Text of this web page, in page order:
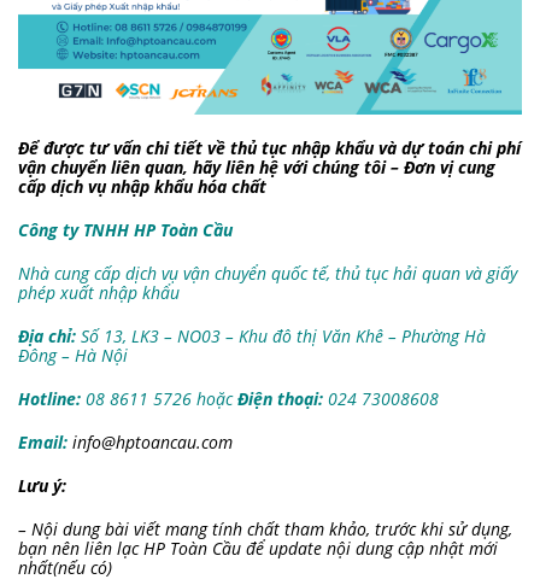
Để được tư vấn chi tiết về thủ tục nhập khẩu và dự toán chi phí
vận chuyển liên quan, hãy liên hệ với chúng tôi – Đơn vị cung
cấp dịch vụ nhập khẩu hóa chất
Công ty TNHH HP Toàn Cầu
Nhà cung cấp dịch vụ vận chuyển quốc tế, thủ tục hải quan và giấy
phép xuất nhập khẩu
Địa chỉ: Số 13, LK3 – NO03 – Khu đô thị Văn Khê – Phường Hà
Đông – Hà Nội
Hotline: 08 8611 5726 hoặcĐiện thoại: 024 73008608
Email: info@hptoancau.com
Lưu ý:
– Nội dung bài viết mang tính chất tham khảo, trước khi sử dụng,
bạn nên liên lạc HP Toàn Cầu để update nội dung cập nhật mới
nhất(nếu có)